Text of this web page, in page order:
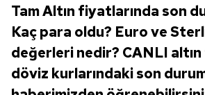
Tam Altın fiyatlarında son
Kaç para oldu? Euro ve
değerleri nedir? CANLI
döviz kurlarındaki son